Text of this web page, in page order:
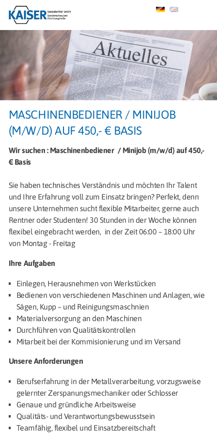
MASCHINENBEDIENER / MINIJOB
(M/W/D) AUF 450,- € BASIS
Wir suchen : Maschinenbediener / Minijob (m/w/d) auf 450,-
€ Basis
Sie haben technisches Verständnis und möchten Ihr Talent
und Ihre Erfahrung voll zum Einsatz bringen? Perfekt, denn
unsere Unternehmen sucht flexible Mitarbeiter, gerne auch
Rentner oder Studenten! 30 Stunden in der Woche können
flexibel eingebracht werden, in der Zeit 06:00 – 18:00 Uhr
von Montag - Freitag
Ihre Aufgaben
Einlegen, Herausnehmen von Werkstücken
Bedienen von verschiedenen Maschinen und Anlagen, wie
Sägen, Kupp – und Reinigungsmaschnien
Materialversorgung an den Maschinen
Durchführen von Qualitätskontrollen
Mitarbeit bei der Kommisionierung und im Versand
Unsere Anforderungen
Berufserfahrung in der Metallverarbeitung, vorzugsweise
gelernter Zerspanungsmechaniker oder Schlosser
Genaue und gründliche Arbeitsweise
Qualitäts- und Verantwortungsbewusstsein
Teamfähig, flexibel und Einsatzbereitschaft